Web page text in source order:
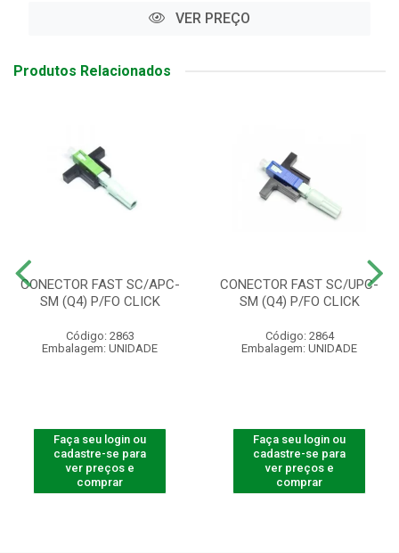
VER PREÇO
Produtos Relacionados
CONECTOR FAST SC/APC-
SM (Q4) P/FO CLICK
Código: 2863
Embalagem: UNIDADE
Faça seu login ou
cadastre-se para
ver preços e
comprar
CONECTOR FAST SC/UPC-
SM (Q4) P/FO CLICK
Código: 2864
Embalagem: UNIDADE
Faça seu login ou
cadastre-se para
ver preços e
comprar